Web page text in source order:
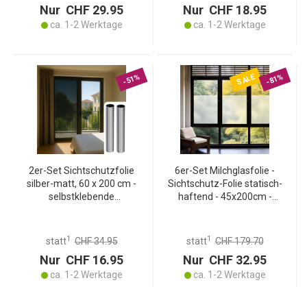
Nur CHF 29.95
ca. 1-2 Werktage
Nur CHF 18.95
ca. 1-2 Werktage
-51%
2er-Set Sichtschutzfolie
silber-matt, 60 x 200 cm -
selbstklebende
& ideal für Fenster, Büro &
statt1 CHF 34.95
Nur CHF 16.95
ca. 1-2 Werktage
SALE -81%
6er-Set Milchglasfolie -
Sichtschutz-Folie statisch-
haftend - 45x200cm -
Büro, Umkleide -
statt1 CHF 179.70
Nur CHF 32.95
ca. 1-2 Werktage